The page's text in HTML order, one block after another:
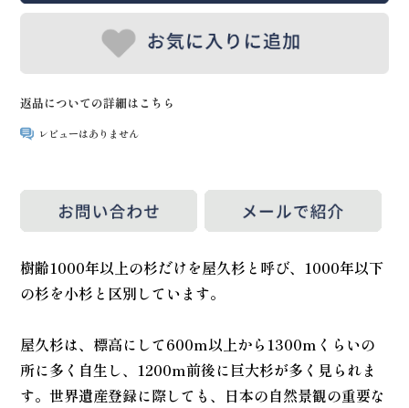
返品についての詳細はこちら
レビューはありません
樹齢1000年以上の杉だけを屋久杉と呼び、1000年以下
の杉を小杉と区別しています。
屋久杉は、標高にして600m以上から1300mくらいの
所に多く自生し、1200m前後に巨大杉が多く見られま
す。世界遺産登録に際しても、日本の自然景観の重要な